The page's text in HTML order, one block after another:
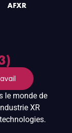
AFXR
le monde de
XR